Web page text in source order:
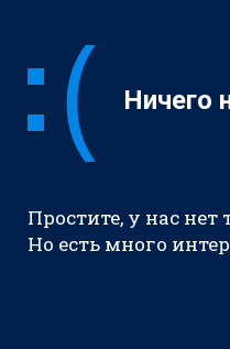
Ничего
Простите, у нас
Но есть много